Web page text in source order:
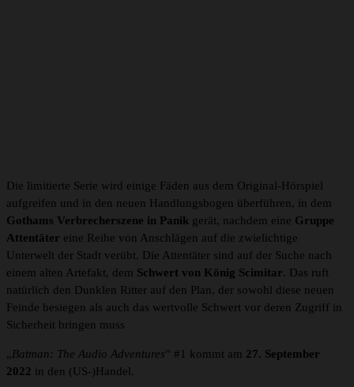
Die limitierte Serie wird einige Fäden aus dem Original-Hörspiel
aufgreifen und in den neuen Handlungsbogen überführen, in dem
Gothams Verbrecherszene in Panik gerät, nachdem eine Gruppe
Attentäter eine Reihe von Anschlägen auf die zwielichtige
Unterwelt der Stadt verübt. Die Attentäter sind auf der Suche nach
einem alten Artefakt, dem Schwert von König Scimitar. Das ruft
natürlich den Dunklen Ritter auf den Plan, der sowohl diese neuen
Feinde besiegen als auch das wertvolle Schwert vor deren Zugriff in
Sicherheit bringen muss
„ Batman: The Audio Adventures” #1 kommt am 27. September
2022 in den (US-)Handel.